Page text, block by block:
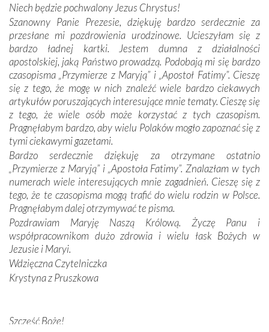
mieliśmy okazję przekonać się, że Maryja swoją opieką
otacza nie tylko nasz naród, lecz wszystkie nacje, które
się Jej ufnie oddają, a także każdą osobę, która zawierza
Jej siebie oraz swych bliskich.
Dzieje Portugalii to również historia wierności Bogu i
odstępstw, także w życiu władców. Trudne momenty w
wymiarze tak osobistym, jak i zbiorowym, przypominają o
konieczności ciągłego zabiegania o własną duszę i o łaskę
Opatrzności. Wierność przynosi pomyślność –
przynajmniej w życiu duchowym. Odstępstwo owocuje
nieszczęściem i śmiercią. Te uniwersalne prawdy
przychodziły na myśl, gdy słuchaliśmy opowieści
przewodników o portugalskich monarchach i wodzach,
zwycięskich bitwach i nieszczęśliwych losach grzesznych
kochanków.
Byli tym razem pośród Apostołów Fatimy reprezentanci
każdego spośród żyjących pokoleń. Najmłodszy uczestnik
liczył sobie 13 lat, zaś senior, pan Zdzisław – już 94.
Całe życie marzyłem, by tu przyjechać
Nasza pielgrzymka nie byłaby tak bogata w duchową treść
Niech będzie pochwalony Jezus Chrystus!
Szanowny Panie Prezesie, dziękuję bardzo serdecznie za
przesłane mi pozdrowienia urodzinowe. Ucieszyłam się z
bardzo ładnej kartki. Jestem dumna z działalności
apostolskiej, jaką Państwo prowadzą. Podobają mi się bardzo
czasopisma „Przymierze z Maryją” i „Apostoł Fatimy”. Cieszę
się z tego, że mogę w nich znaleźć wiele bardzo ciekawych
artykułów poruszających interesujące mnie tematy. Cieszę się
z tego, że wiele osób może korzystać z tych czasopism.
Pragnęłabym bardzo, aby wielu Polaków mogło zapoznać się z
tymi ciekawymi gazetami.
Bardzo serdecznie dziękuję za otrzymane ostatnio
„Przymierze z Maryją” i „Apostoła Fatimy”. Znalazłam w tych
numerach wiele interesujących mnie zagadnień. Cieszę się z
tego, że te czasopisma mogą trafić do wielu rodzin w Polsce.
Pragnęłabym dalej otrzymywać te pisma.
Pozdrawiam Maryję Naszą Królową. Życzę Panu i
współpracownikom dużo zdrowia i wielu łask Bożych w
Jezusie i Maryi.
Wdzięczna Czytelniczka
Krystyna z Pruszkowa
Szczęść Boże!